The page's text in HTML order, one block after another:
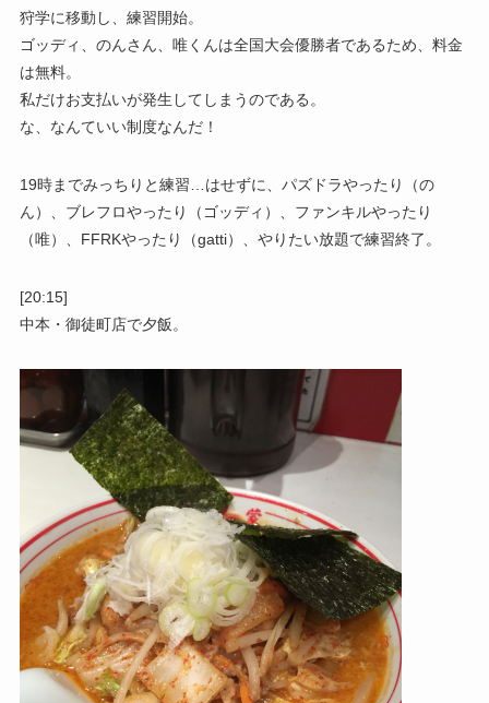
狩学に移動し、練習開始。
ゴッディ、のんさん、唯くんは全国大会優勝者であるため、料金
は無料。
私だけお支払いが発生してしまうのである。
な、なんていい制度なんだ！
19時までみっちりと練習…はせずに、パズドラやったり（の
ん）、ブレフロやったり（ゴッディ）、ファンキルやったり
（唯）、FFRKやったり（gatti）、やりたい放題で練習終了。
[20:15]
中本・御徒町店で夕飯。